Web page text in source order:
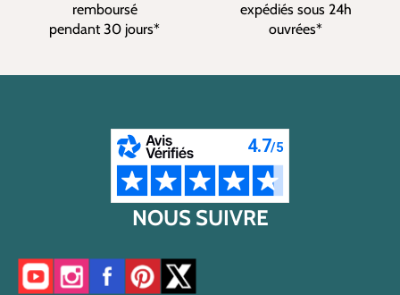
remboursé
pendant 30 jours*
expédiés sous 24h
ouvrées*
NOUS SUIVRE
Accéder à notre chaîne YouTube
Accéder à notre compte Instagram
Accéder à notre page Facebook
Accéder à notre compte Pinterest
Accéder à notre compte Twitter/X